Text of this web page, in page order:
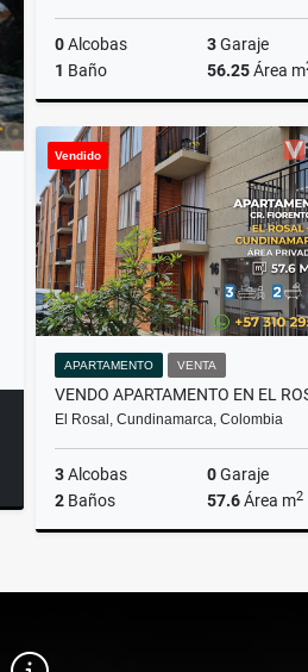
0Alcobas 3Garaje
1 Baño 56.25Área m
$510.000.000
Vendido
APARTAMENTO VENTA
El Rosal, Cundinamarca, Colombia
3Alcobas 0Garaje
2 Baños 57.6Área m2
$185.000.000